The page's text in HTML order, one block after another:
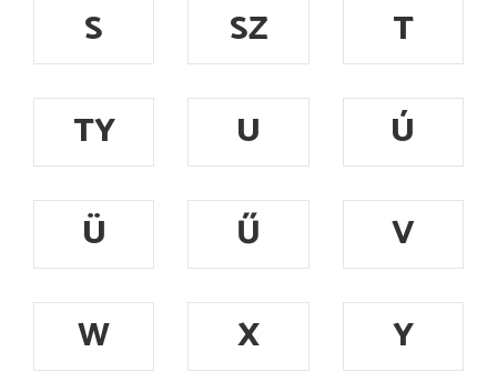
S
SZ
T
TY
U
Ú
Ü
Ű
V
W
X
Y